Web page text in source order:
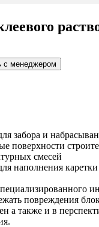
с менеджером
забора и
поверхности
смесей
наполнения
повреждения
а также и в